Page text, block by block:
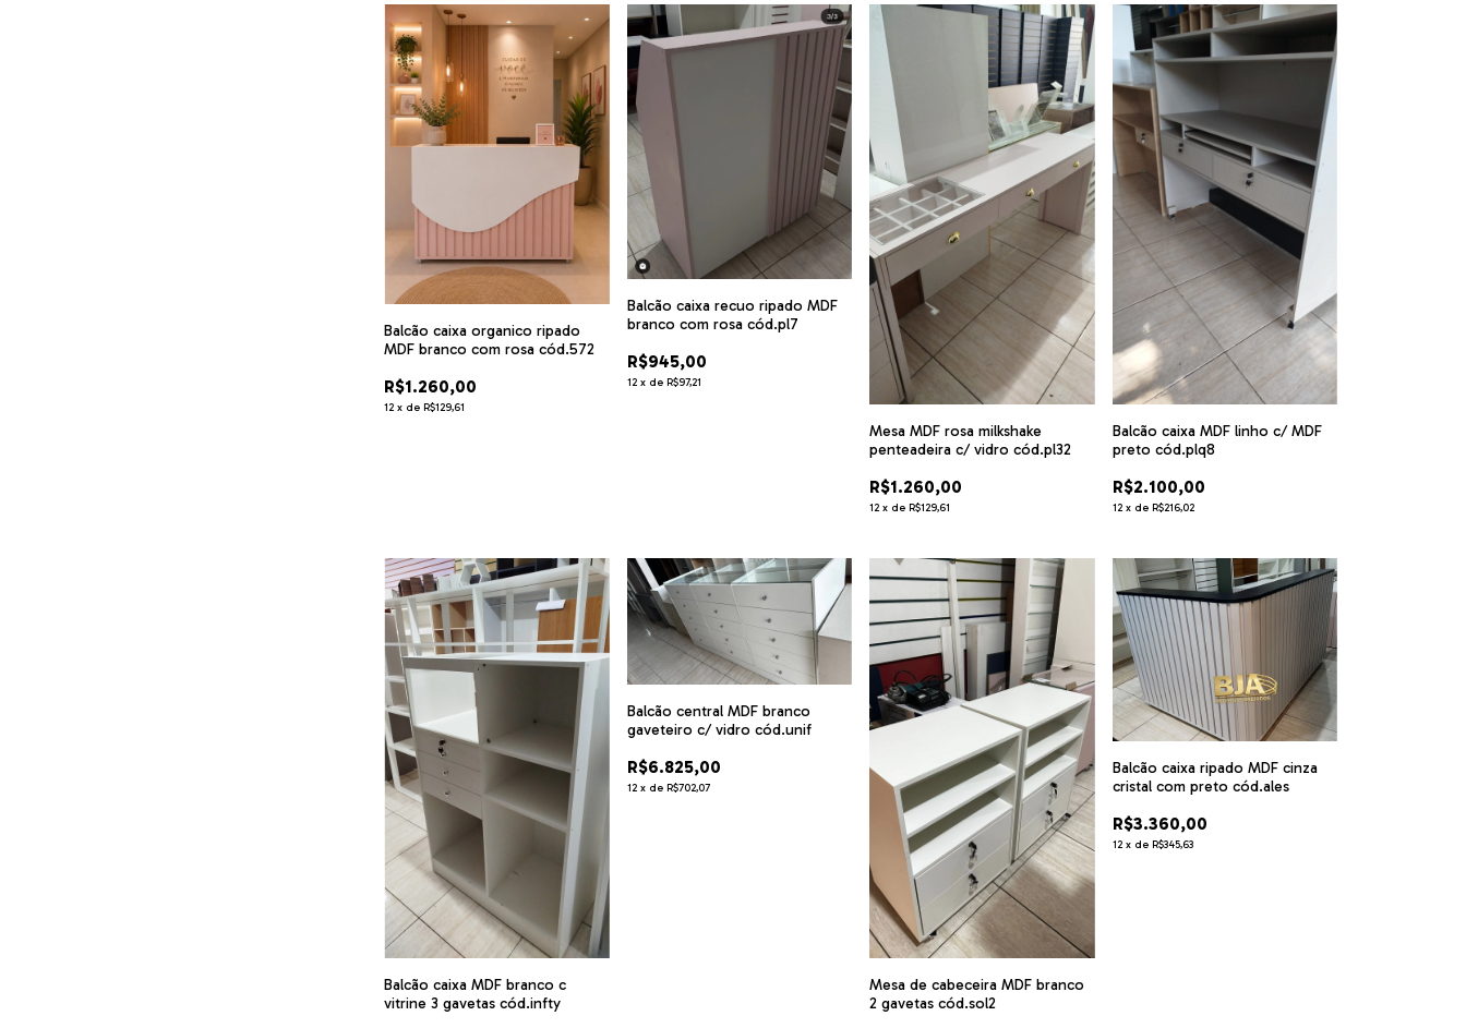
Balcão caixa organico ripado
MDF branco com rosa cód.572
R$1.260,00
12 x deR$129,61
Balcão caixa recuo ripado MDF
branco com rosa cód.pl7
R$945,00
12 x de R$97,21
Mesa MDF rosa milkshake
penteadeira c/ vidro cód.pl32
R$1.260,00
12 x deR$129,61
Balcão caixa MDF linho c/ MDF
preto cód.plq8
R$2.100,00
12 x de R$216,02
Balcão caixa MDF branco c
vitrine 3 gavetas cód.infty
Balcão central MDF branco
gaveteiro c/ vidro cód.unif
R$6.825,00
12 x de R$702,07
Mesa de cabeceira MDF branco
2 gavetas cód.sol2
Balcão caixa ripado MDF cinza
cristal com preto cód.ales
R$3.360,00
12 x de R$345,63